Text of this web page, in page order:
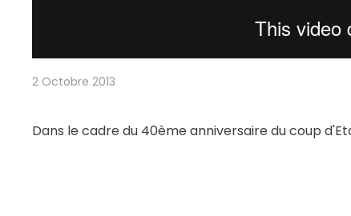
2 Octobre 2013
Dans le cadre du 40ème anniversaire du coup